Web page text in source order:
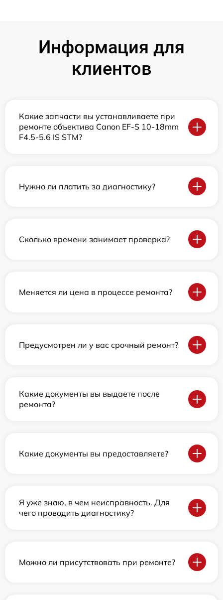
Информация для
клиентов
Какие запчасти вы устанавливаете при
ремонте объектива Canon EF-S 10-18mm
F4.5-5.6 IS STM?
Нужно ли платить за диагностику?
Сколько времени занимает проверка?
Меняется ли цена в процессе ремонта?
Предусмотрен ли у вас срочный ремонт?
Какие документы вы выдаете после
ремонта?
Какие документы вы предоставляете?
Я уже знаю, в чем неисправность. Для
чего проводить диагностику?
Можно ли присутствовать при ремонте?